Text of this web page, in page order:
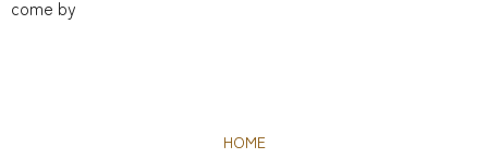
come by
HOME